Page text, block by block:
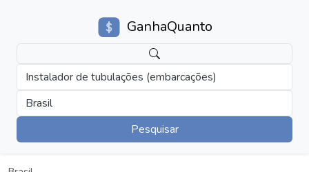
GanhaQuanto
Instalador de tubulações (embarcações)
Brasil
Pesquisar